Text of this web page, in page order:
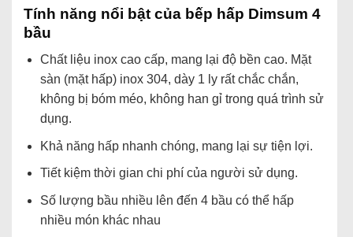
Tính năng nổi bật của bếp hấp Dimsum 4
bầu
Chất liệu inox cao cấp, mang lại độ bền cao. Mặt
sàn (mặt hấp) inox 304, dày 1 ly rất chắc chắn,
không bị bóm méo, không han gỉ trong quá trình sử
dụng.
Khả năng hấp nhanh chóng, mang lại sự tiện lợi.
Tiết kiệm thời gian chi phí của người sử dụng.
Số lượng bầu nhiều lên đến 4 bầu có thể hấp
nhiều món khác nhau